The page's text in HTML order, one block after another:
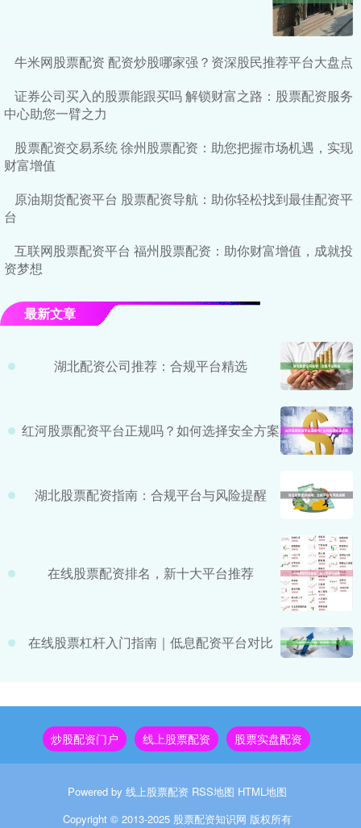
牛米网股票配资 配资炒股哪家强？资深股民推荐平台大盘点
证券公司买入的股票能跟买吗 解锁财富之路：股票配资服务
中心助您一臂之力
股票配资交易系统 徐州股票配资：助您把握市场机遇，实现
财富增值
原油期货配资平台 股票配资导航：助你轻松找到最佳配资平
台
互联网股票配资平台 福州股票配资：助你财富增值，成就投
资梦想
最新文章
湖北配资公司推荐：合规平台精选
红河股票配资平台正规吗？如何选择安全方案
湖北股票配资指南：合规平台与风险提醒
在线股票配资排名，新十大平台推荐
在线股票杠杆入门指南｜低息配资平台对比
炒股配资门户 线上股票配资 股票实盘配资
Powered by 线上股票配资 RSS地图 HTML地图
Copyright © 2013-2025 股票配资知识网 版权所有